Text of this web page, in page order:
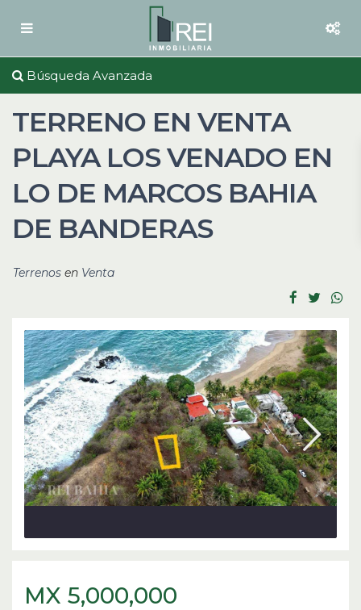
Búsqueda Avanzada
TERRENO EN VENTA
PLAYA LOS VENADO EN
LO DE MARCOS BAHIA
DE BANDERAS
Terrenos en Venta
MX 5,000,000